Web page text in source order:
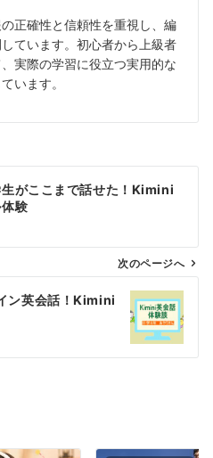
正確性と信頼性を重視し、編
ています。初心者から上級者
実際の学習に役立つ実用的な
います。
生がここまで話せた！Kimini
験
次のページへ
ン英会話！Kimini